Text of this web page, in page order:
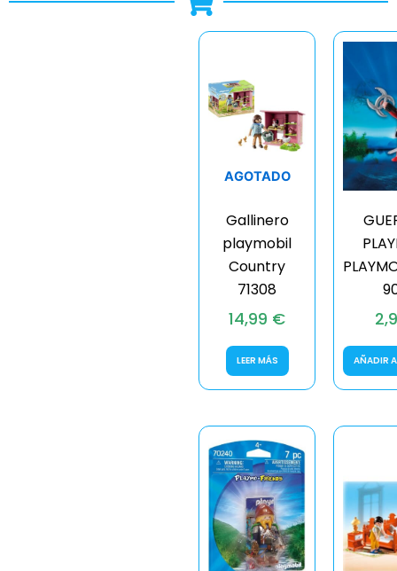
AGOTADO
Gallinero
playmobil
Country
71308
14,99 €
LEER MÁS AÑADIR